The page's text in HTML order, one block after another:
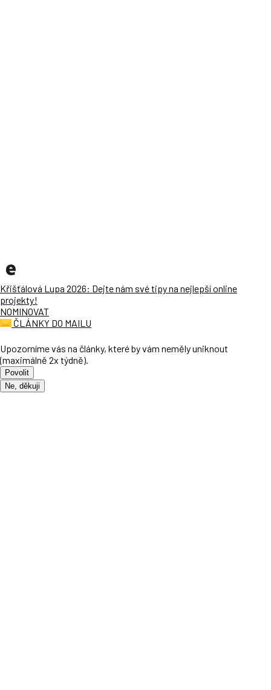
Křišťálová Lupa 2026: Dejte nám své tipy na nejlepší online
projekty!
NOMINOVAT
ČLÁNKY DO MAILU
Upozorníme vás na články, které by vám neměly uniknout
(maximálně 2x týdně).
Povolit
Ne, děkuji